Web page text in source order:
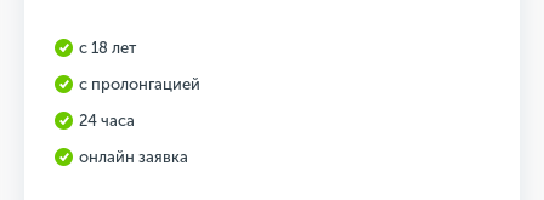
с 18 лет
с пролонгацией
24 часа
онлайн заявка